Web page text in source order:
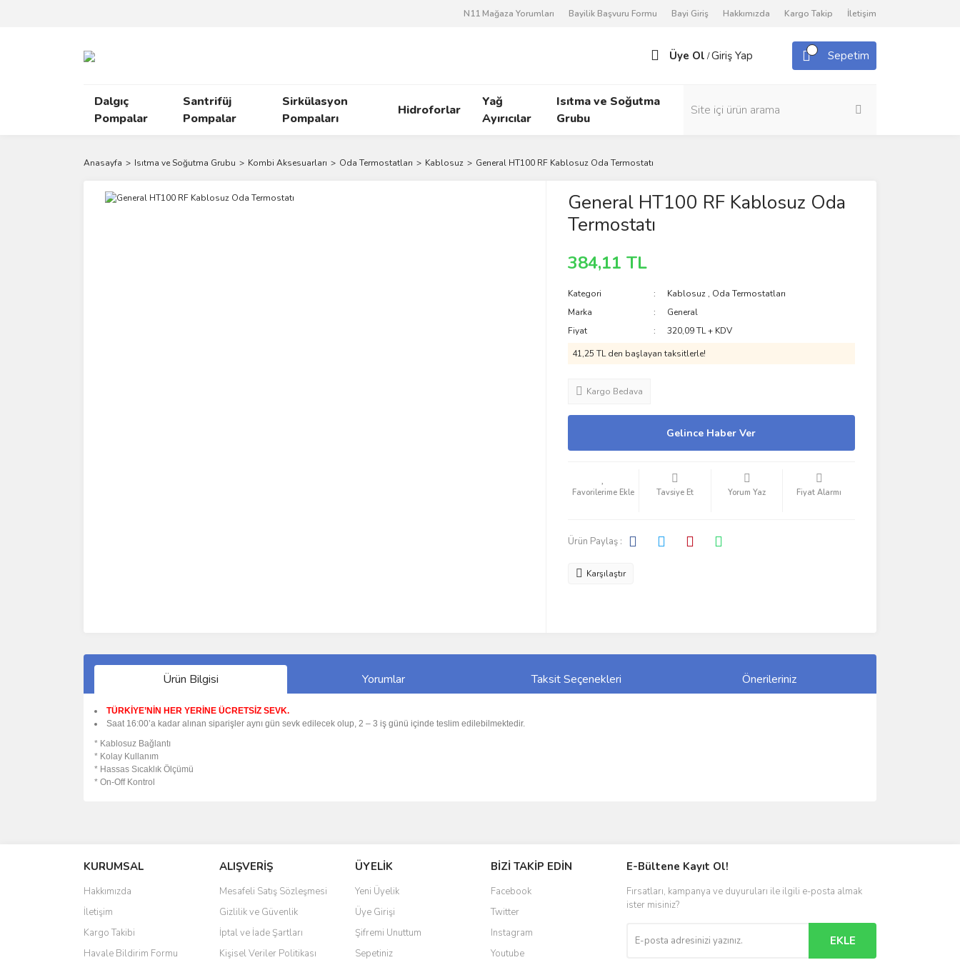
N11 Mağaza Yorumları Bayilik Başvuru Formu Bayi Giriş Hakkımızda Kargo Takip İletişim
Üye Ol /Giriş Yap Sepetim
Dalgıç
Pompalar
Santrifüj
Pompalar
Sirkülasyon
Pompaları
Hidroforlar
Yağ
Ayırıcılar
Isıtma ve Soğutma
Grubu
Anasayfa Isıtma ve Soğutma Grubu Kombi Aksesuarları Oda Termostatları Kablosuz General HT100 RF Kablosuz Oda Termostatı
General HT100 RF Kablosuz Oda
Termostatı
384,11 TL
Kategori Kablosuz , Oda Termostatları
Marka
General
Fiyat
320,09 TL + KDV
41,25 TL den başlayan taksitlerle!
Kargo Bedava
Gelince Haber Ver
Tavsiye Et Yorum Yaz Fiyat Alarmı
Ürün Paylaş :
Karşılaştır
Ürün Bilgisi Yorumlar Taksit Seçenekleri Önerileriniz
TÜRKİYE’NİN HER YERİNE ÜCRETSİZ SEVK.
Saat 16:00’a kadar alınan siparişler aynı gün sevk edilecek olup, 2 – 3 iş günü içinde teslim edilebilmektedir.
* Kablosuz Bağlantı
* Kolay Kullanım
* Hassas Sıcaklık Ölçümü
* On-Off Kontrol
Ürün resmi kalitesiz, bozuk veya görüntülenemiyor.
Ürün açıklamasında eksik bilgiler bulunuyor.
Ürün bilgilerinde hatalar bulunuyor.
Ürün fiyatı diğer sitelerden daha pahalı.
Bu ürüne benzer farklı alternatifler olmalı.
KURUMSAL
Hakkımızda
İletişim
Kargo Takibi
Havale Bildirim Formu
ALIŞVERİŞ
Mesafeli Satış Sözleşmesi
Gizlilik ve Güvenlik
İptal ve İade Şartları
Kişisel Veriler Politikası
ÜYELİK
Yeni Üyelik
Üye Girişi
Şifremi Unuttum
Sepetiniz
BİZİ TAKİP EDİN
Facebook
Twitter
Instagram
Youtube
E-Bültene Kayıt Ol!
Fırsatları, kampanya ve duyuruları ile ilgili e-posta almak
ister misiniz?
EKLE